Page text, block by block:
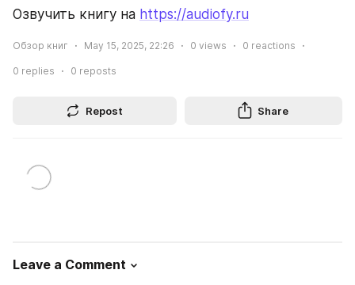
Озвучить книгу на https://audiofy.ru
Обзор книг May 15, 2025, 22:26 0 views 0 reactions
0 replies 0 reposts
Repost Share
Leave a Comment